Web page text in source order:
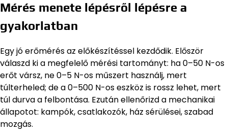
Mérés menete lépésről lépésre a
gyakorlatban
Egy jó erőmérés az előkészítéssel kezdődik. Először
válaszd ki a megfelelő mérési tartományt: ha 0–50 N-os
erőt vársz, ne 0–5 N-os műszert használj, mert
túlterheled; de a 0–500 N-os eszköz is rossz lehet, mert
túl durva a felbontása. Ezután ellenőrizd a mechanikai
állapotot: kampók, csatlakozók, ház sérülései, szabad
mozgás.